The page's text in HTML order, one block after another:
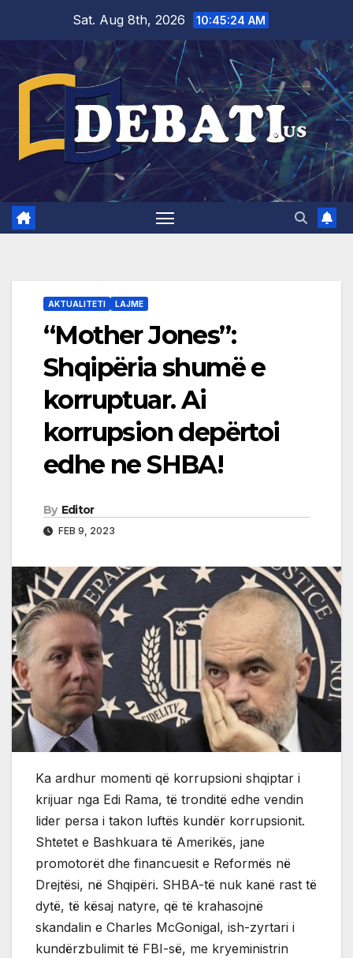
content
Sat. Aug 8th, 2026 10:45:25 AM
AKTUALITETI LAJME
“Mother Jones”:
Shqipëria shumë e
korruptuar. Ai
korrupsion depërtoi
edhe ne SHBA!
By Editor
FEB 9, 2023
Ka ardhur momenti që korrupsioni shqiptar i
krijuar nga Edi Rama, të tronditë edhe vendin
lider persa i takon luftës kundër korrupsionit.
Shtetet e Bashkuara të Amerikës, jane
promotorët dhe financuesit e Reformës në
Drejtësi, në Shqipëri. SHBA-të nuk kanë rast të
dytë, të kësaj natyre, që të krahasojnë
skandalin e Charles McGonigal, ish-zyrtari i
kundërzbulimit të FBI-së, me kryeministrin